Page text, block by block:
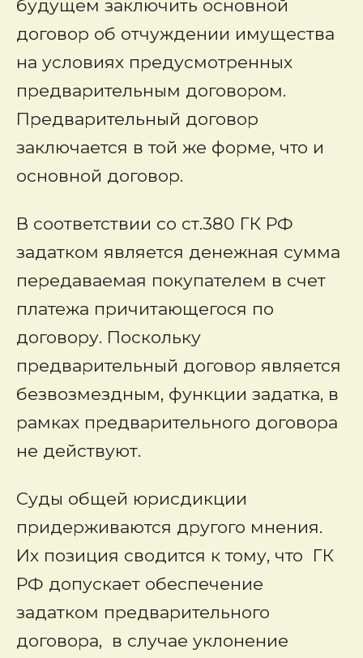
будущем заключить основной
договор об отчуждении имущества
на условиях предусмотренных
предварительным договором.
Предварительный договор
заключается в той же форме, что и
основной договор.
В соответствии со ст.380 ГК РФ
задатком является денежная сумма
передаваемая покупателем в счет
платежа причитающегося по
договору. Поскольку
предварительный договор является
безвозмездным, функции задатка, в
рамках предварительного договора
не действуют.
Суды общей юрисдикции
придерживаются другого мнения.
Их позиция сводится к тому, что ГК
РФ допускает обеспечение
задатком предварительного
договора, в случае уклонение